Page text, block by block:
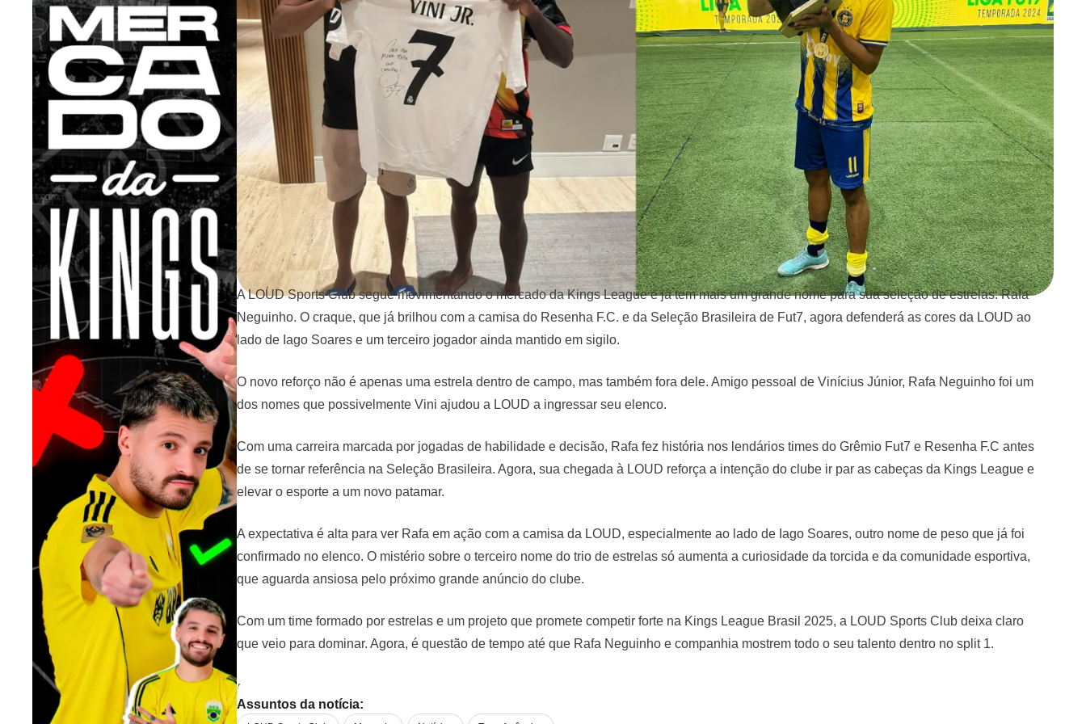
A LOUD Sports Club segue movimentando o mercado da Kings League e já tem mais um grande nome para sua seleção de estrelas: Rafa
Neguinho. O craque, que já brilhou com a camisa do Resenha F.C. e da Seleção Brasileira de Fut7, agora defenderá as cores da LOUD ao
lado de Iago Soares e um terceiro jogador ainda mantido em sigilo.
O novo reforço não é apenas uma estrela dentro de campo, mas também fora dele. Amigo pessoal de Vinícius Júnior, Rafa Neguinho foi um
dos nomes que possivelmente Vini ajudou a LOUD a ingressar seu elenco.
Com uma carreira marcada por jogadas de habilidade e decisão, Rafa fez história nos lendários times do Grêmio Fut7 e Resenha F.C antes
de se tornar referência na Seleção Brasileira. Agora, sua chegada à LOUD reforça a intenção do clube ir par as cabeças da Kings League e
elevar o esporte a um novo patamar.
A expectativa é alta para ver Rafa em ação com a camisa da LOUD, especialmente ao lado de Iago Soares, outro nome de peso que já foi
confirmado no elenco. O mistério sobre o terceiro nome do trio de estrelas só aumenta a curiosidade da torcida e da comunidade esportiva,
que aguarda ansiosa pelo próximo grande anúncio do clube.
Com um time formado por estrelas e um projeto que promete competir forte na Kings League Brasil 2025, a LOUD Sports Club deixa claro
que veio para dominar. Agora, é questão de tempo até que Rafa Neguinho e companhia mostrem todo o seu talento dentro no split 1.
Foto:
Assuntos da notícia: